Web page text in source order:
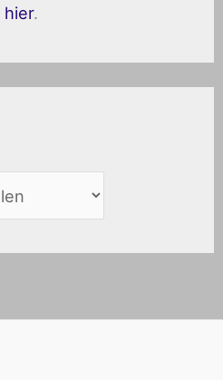
hier.